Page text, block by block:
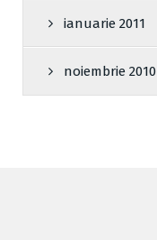
ianuarie 2011
noiembrie 2010